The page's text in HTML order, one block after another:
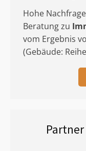
Hohe
Beratung zu
vom Ergebnis
(Gebäude: